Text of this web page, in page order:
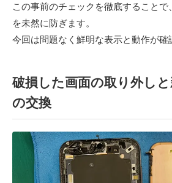
この事前のチェックを徹底すること
を未然に防ぎます。
今回は問題なく鮮明な表示と動作が確
破損した画面の取り外し
の交換